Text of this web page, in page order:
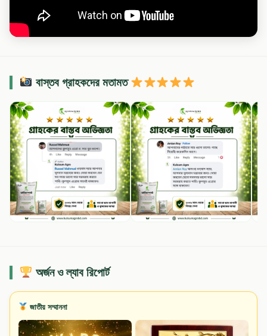
বাস্তব গ্রাহকদের মতামত
অর্জন ও ল্যাব রিপোর্ট
জাতীয় সম্মাননা